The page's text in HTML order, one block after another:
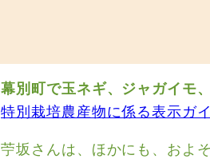
幕別町で玉ネギ、ジャガイモ
特別栽培農産物に係る表示ガ
苧坂さんは、ほかにも、およ